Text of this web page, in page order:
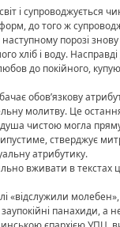
і
до того ж
порозі
і воду.
до покійного,
обов’язкову
молитву. Це
душа чистою могла
стверджує
атрибутику.
вживати в
панахиди, а